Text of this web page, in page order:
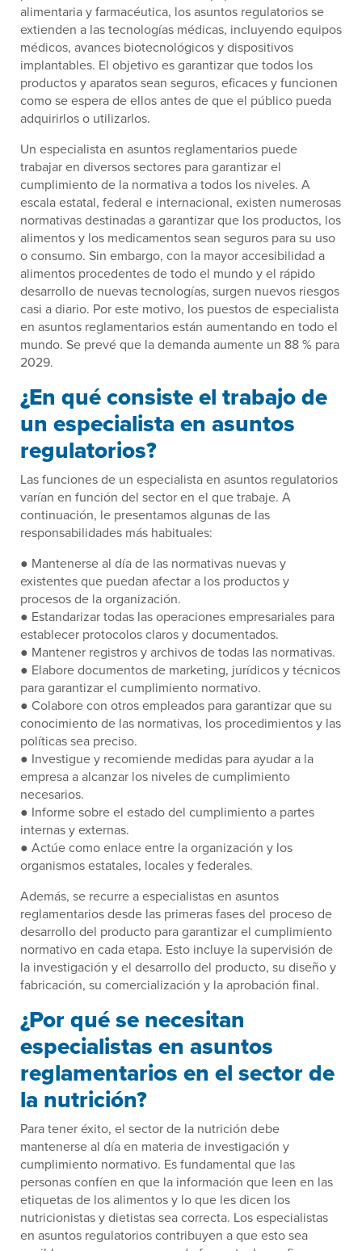
alimentaria y farmacéutica, los asuntos regulatorios se
extienden a las tecnologías médicas, incluyendo equipos
médicos, avances biotecnológicos y dispositivos
implantables. El objetivo es garantizar que todos los
productos y aparatos sean seguros, eficaces y funcionen
como se espera de ellos antes de que el público pueda
adquirirlos o utilizarlos.
Un especialista en asuntos reglamentarios puede
trabajar en diversos sectores para garantizar el
cumplimiento de la normativa a todos los niveles. A
escala estatal, federal e internacional, existen numerosas
normativas destinadas a garantizar que los productos, los
alimentos y los medicamentos sean seguros para su uso
o consumo. Sin embargo, con la mayor accesibilidad a
alimentos procedentes de todo el mundo y el rápido
desarrollo de nuevas tecnologías, surgen nuevos riesgos
casi a diario. Por este motivo, los puestos de especialista
en asuntos reglamentarios están aumentando en todo el
mundo. Se prevé que la demanda aumente un 88 % para
2029.
¿En qué consiste el trabajo de
un especialista en asuntos
regulatorios?
Las funciones de un especialista en asuntos regulatorios
varían en función del sector en el que trabaje. A
continuación, le presentamos algunas de las
responsabilidades más habituales:
● Mantenerse al día de las normativas nuevas y
existentes que puedan afectar a los productos y
procesos de la organización.
● Estandarizar todas las operaciones empresariales para
establecer protocolos claros y documentados.
● Mantener registros y archivos de todas las normativas.
● Elabore documentos de marketing, jurídicos y técnicos
para garantizar el cumplimiento normativo.
● Colabore con otros empleados para garantizar que su
conocimiento de las normativas, los procedimientos y las
políticas sea preciso.
● Investigue y recomiende medidas para ayudar a la
empresa a alcanzar los niveles de cumplimiento
necesarios.
● Informe sobre el estado del cumplimiento a partes
internas y externas.
● Actúe como enlace entre la organización y los
organismos estatales, locales y federales.
Además, se recurre a especialistas en asuntos
reglamentarios desde las primeras fases del proceso de
desarrollo del producto para garantizar el cumplimiento
normativo en cada etapa. Esto incluye la supervisión de
la investigación y el desarrollo del producto, su diseño y
fabricación, su comercialización y la aprobación final.
¿Por qué se necesitan
especialistas en asuntos
reglamentarios en el sector de
la nutrición?
Para tener éxito, el sector de la nutrición debe
mantenerse al día en materia de investigación y
cumplimiento normativo. Es fundamental que las
personas confíen en que la información que leen en las
etiquetas de los alimentos y lo que les dicen los
nutricionistas y dietistas sea correcta. Los especialistas
en asuntos regulatorios contribuyen a que esto sea